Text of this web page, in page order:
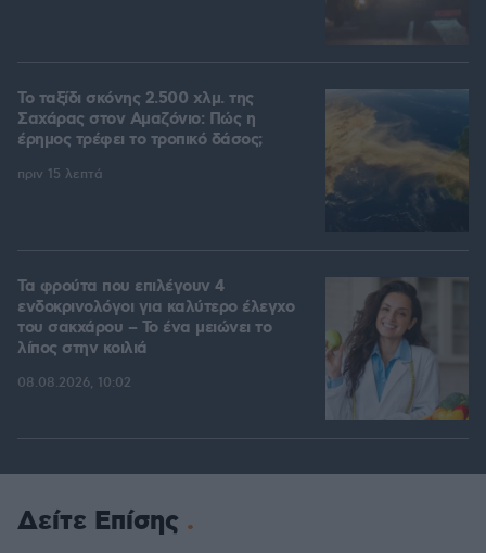
Το ταξίδι σκόνης 2.500 χλμ. της
Σαχάρας στον Αμαζόνιο: Πώς η
έρημος τρέφει το τροπικό δάσος;
πριν 15 λεπτά
Τα φρούτα που επιλέγουν 4
ενδοκρινολόγοι για καλύτερο έλεγχο
του σακχάρου – Το ένα μειώνει το
λίπος στην κοιλιά
08.08.2026, 10:02
Δείτε Επίσης